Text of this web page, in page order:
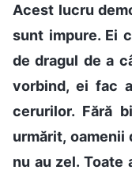
Acest lucru
sunt impure. Ei
de dragul de a
vorbind, ei fac
cerurilor. Fără
urmărit,
nu au zel. Toate